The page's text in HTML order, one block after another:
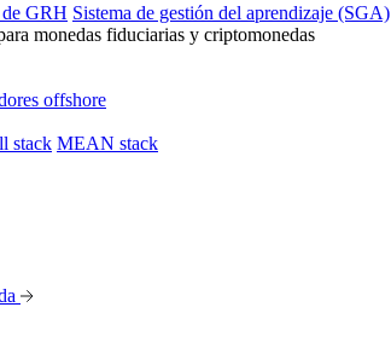
de GRH Sistema de gestión del aprendizaje (SGA)
monedas fiduciarias y criptomonedas
offshore
stack MEAN stack